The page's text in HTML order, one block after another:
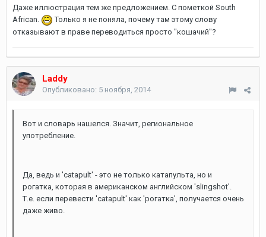
Даже иллюстрация тем же предложением. С пометкой South
African.
Только я не поняла, почему там этому слову
отказывают в праве переводиться просто "кошачий"?
Laddy
Опубликовано: 5 ноября, 2014
Вот и словарь нашелся. Значит, региональное
употребление.
Да, ведь и 'catapult' - это не только катапульта, но и
рогатка, которая в американском английском 'slingshot'.
Т.е. если перевести 'catapult' как 'рогатка', получается очень
даже живо.